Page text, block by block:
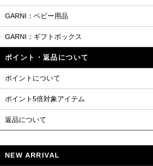
GARNI：ベビー用品
GARNI：ギフトボックス
ポイント・返品について
ポイントについて
ポイント5倍対象アイテム
返品について
NEW ARRIVAL